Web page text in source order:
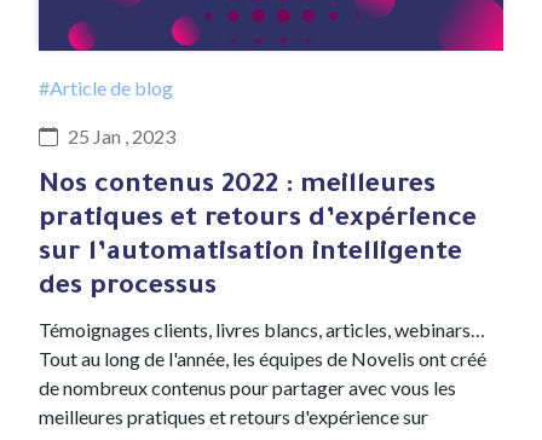
#Article de blog
25 Jan , 2023
Nos contenus 2022 : meilleures
pratiques et retours d’expérience
sur l’automatisation intelligente
des processus
Témoignages clients, livres blancs, articles, webinars…
Tout au long de l'année, les équipes de Novelis ont créé
de nombreux contenus pour partager avec vous les
meilleures pratiques et retours d'expérience sur